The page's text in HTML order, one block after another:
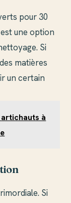
pour 30
est une option
Si
matières
un certain
à
Si